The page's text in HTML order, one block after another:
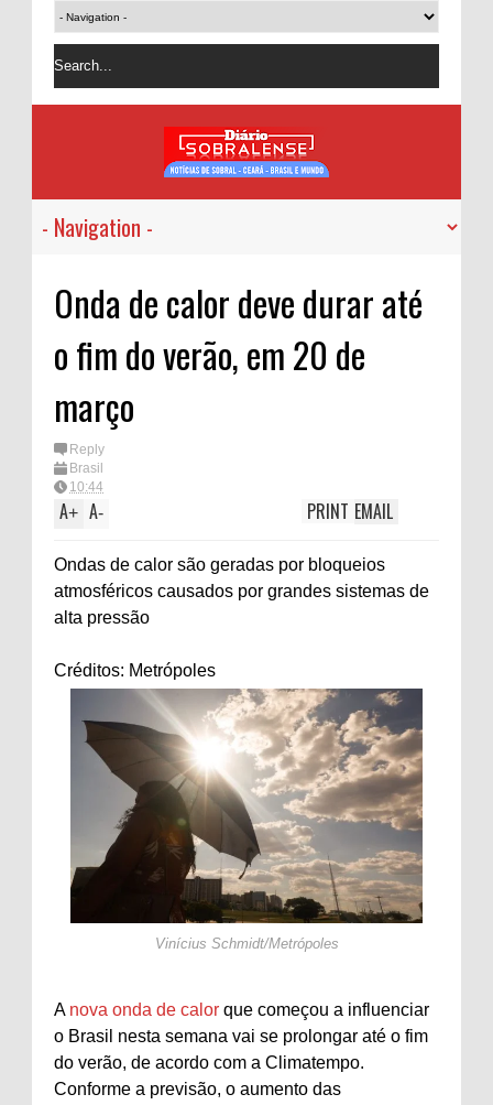
Onda de calor deve durar até
o fim do verão, em 20 de
março
Reply
Brasil
10:44
A+ A- EMAIL
PRINT
Ondas de calor são geradas por bloqueios
atmosféricos causados por grandes sistemas de
alta pressão
Créditos: Metrópoles
Vinícius Schmidt/Metrópoles
A nova onda de calor que começou a influenciar
o Brasil nesta semana vai se prolongar até o fim
do verão, de acordo com a Climatempo.
Conforme a previsão, o aumento das